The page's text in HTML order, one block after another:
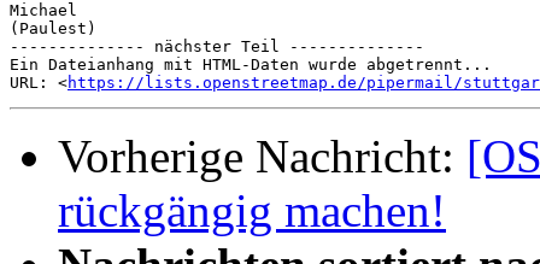
Michael
(Paulest)
-------------- nächster Teil --------------
Ein Dateianhang mit HTML-Daten wurde abgetrennt...
URL: <https://lists.openstreetmap.de/pipermail/stuttgart/
Vorherige Nachricht:
rückgängig machen!